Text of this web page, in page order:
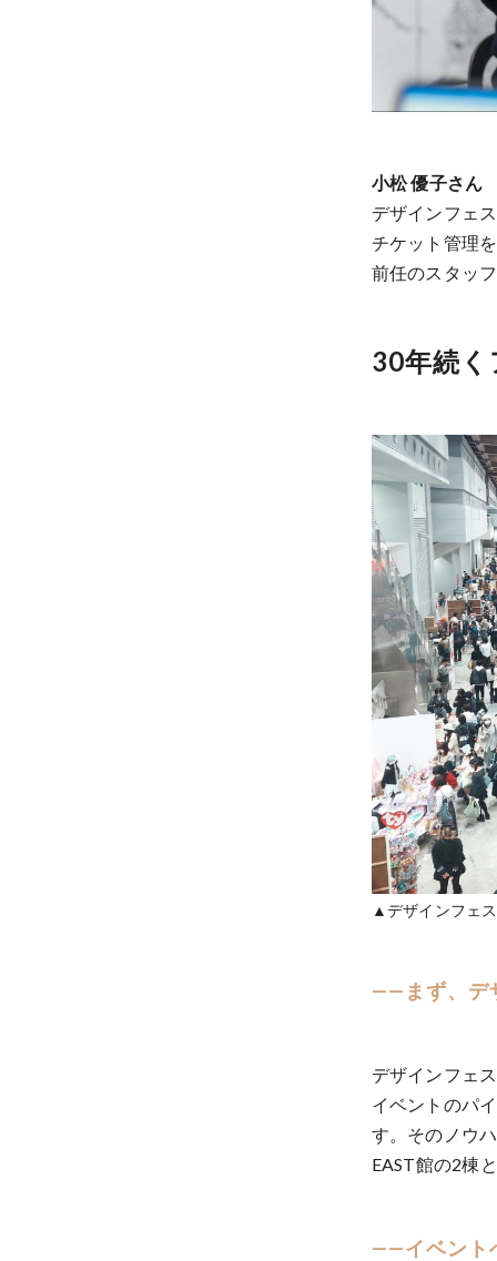
小松 優子さん
デザインフェ
チケット管理
前任のスタッ
30年続
▲デザインフェ
——まず、デ
デザインフェ
イベントのパ
す。そのノウ
EAST館の2棟
——イベント